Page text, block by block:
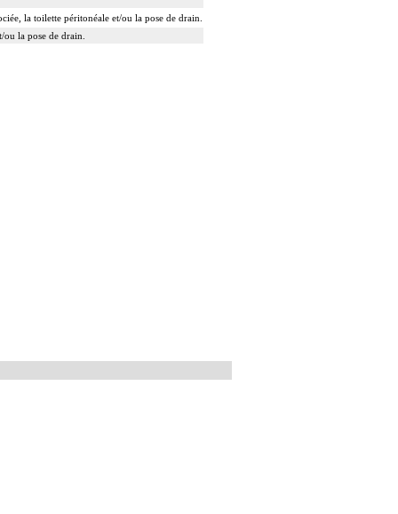
la toilette péritonéale et/ou la pose de drain.
la pose de drain.